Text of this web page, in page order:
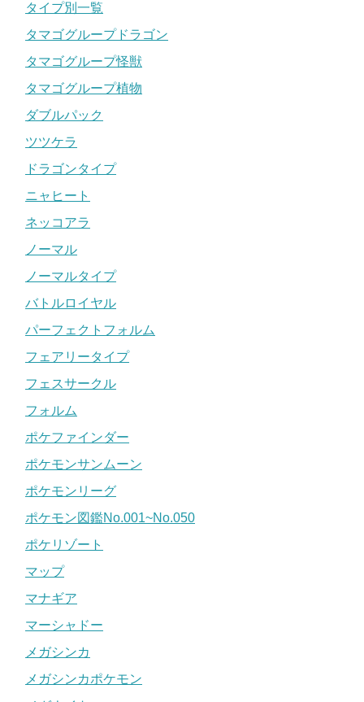
タイプ別一覧
タマゴグループドラゴン
タマゴグループ怪獣
タマゴグループ植物
ダブルパック
ツツケラ
ドラゴンタイプ
ニャヒート
ネッコアラ
ノーマル
ノーマルタイプ
バトルロイヤル
パーフェクトフォルム
フェアリータイプ
フェスサークル
フォルム
ポケファインダー
ポケモンサンムーン
ポケモンリーグ
ポケモン図鑑No.001~No.050
ポケリゾート
マップ
マナギア
マーシャドー
メガシンカ
メガシンカポケモン